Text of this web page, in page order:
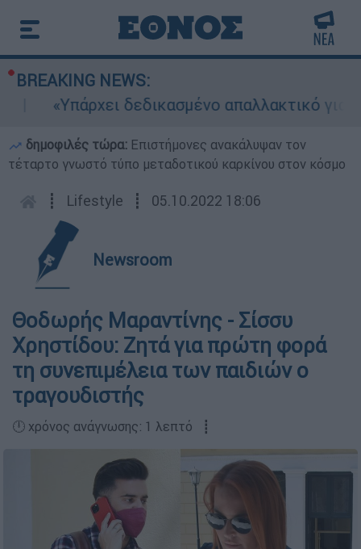
BREAKING NEWS:
«Υπάρχει δεδικασμένο απαλλακτικό για
δημοφιλές τώρα: Επιστήμονες ανακάλυψαν τον
τέταρτο γνωστό τύπο μεταδοτικού καρκίνου στον κόσμο
┋ Lifestyle ┋ 05.10.2022 18:06
Newsroom
Θοδωρής Μαραντίνης - Σίσσυ
Χρηστίδου: Ζητά για πρώτη φορά
τη συνεπιμέλεια των παιδιών ο
τραγουδιστής
🕛 χρόνος ανάγνωσης: 1 λεπτό ┋